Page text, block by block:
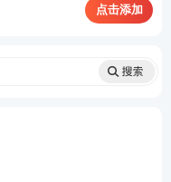
点击添加